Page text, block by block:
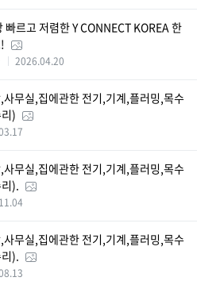
르고 저렴한 Y CONNECT KOREA 한
2026.04.20
무실,집에관한 전기,기계,플러밍,목수
)
무실,집에관한 전기,기계,플러밍,목수
).
무실,집에관한 전기,기계,플러밍,목수
).